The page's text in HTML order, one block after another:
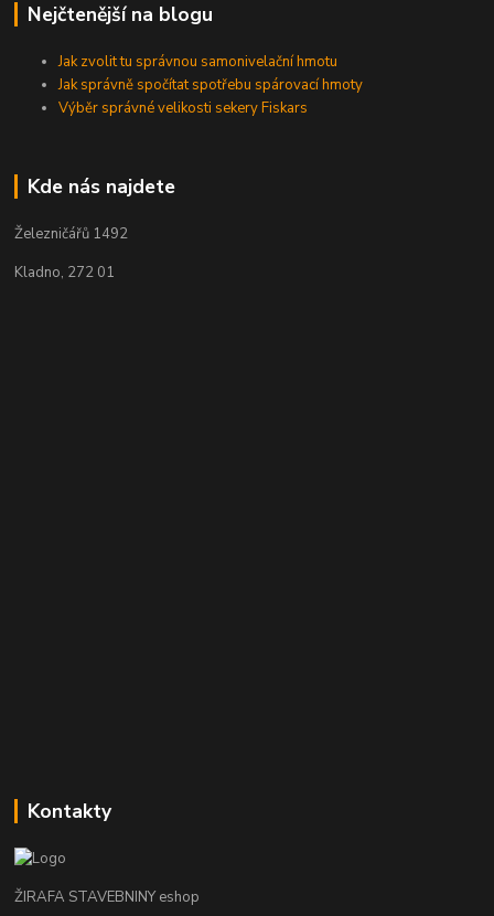
Nejčtenější na blogu
Jak zvolit tu správnou samonivelační hmotu
Jak správně spočítat spotřebu spárovací hmoty
Výběr správné velikosti sekery Fiskars
Kde nás najdete
Železničářů 1492
Kladno, 272 01
Kontakty
ŽIRAFA STAVEBNINY eshop